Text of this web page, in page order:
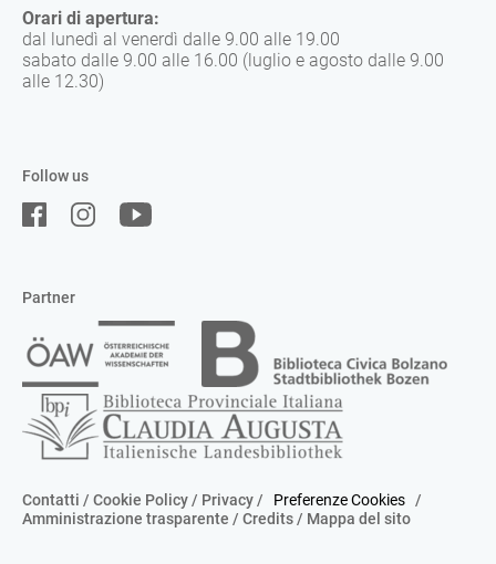
Follow us
Orari di apertura:
dal lunedì al venerdì dalle 9.00 alle 19.00
sabato dalle 9.00 alle 16.00 (luglio e agosto dalle 9.00
alle 12.30)
Partner
Contatti / Cookie Policy/ Privacy/ Preferenze Cookies /
Amministrazione trasparente / Credits/ Mappa del sito